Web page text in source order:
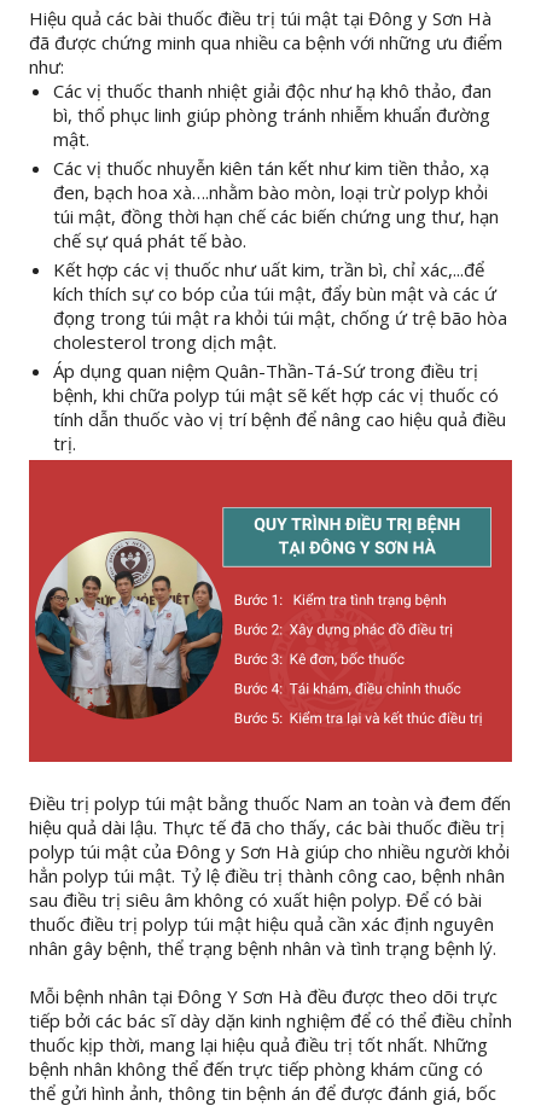
Hiệu quả các bài thuốc điều trị túi mật tại Đông y Sơn Hà
đã được chứng minh qua nhiều ca bệnh với những ưu điểm
như:
Các vị thuốc thanh nhiệt giải độc như hạ khô thảo, đan
bì, thổ phục linh giúp phòng tránh nhiễm khuẩn đường
mật.
Các vị thuốc nhuyễn kiên tán kết như kim tiền thảo, xạ
đen, bạch hoa xà….nhằm bào mòn, loại trừ polyp khỏi
túi mật, đồng thời hạn chế các biến chứng ung thư, hạn
chế sự quá phát tế bào.
Kết hợp các vị thuốc như uất kim, trần bì, chỉ xác,...để
kích thích sự co bóp của túi mật, đẩy bùn mật và các ứ
đọng trong túi mật ra khỏi túi mật, chống ứ trệ bão hòa
cholesterol trong dịch mật.
Áp dụng quan niệm Quân-Thần-Tá-Sứ trong điều trị
bệnh, khi chữa polyp túi mật sẽ kết hợp các vị thuốc có
tính dẫn thuốc vào vị trí bệnh để nâng cao hiệu quả điều
trị.
Điều trị polyp túi mật bằng thuốc Nam an toàn và đem đến
hiệu quả dài lậu. Thực tế đã cho thấy, các bài thuốc điều trị
polyp túi mật của Đông y Sơn Hà giúp cho nhiều người khỏi
hẳn polyp túi mật. Tỷ lệ điều trị thành công cao, bệnh nhân
sau điều trị siêu âm không có xuất hiện polyp. Để có bài
thuốc điều trị polyp túi mật hiệu quả cần xác định nguyên
nhân gây bệnh, thể trạng bệnh nhân và tình trạng bệnh lý.
Mỗi bệnh nhân tại Đông Y Sơn Hà đều được theo dõi trực
tiếp bởi các bác sĩ dày dặn kinh nghiệm để có thể điều chỉnh
thuốc kịp thời, mang lại hiệu quả điều trị tốt nhất. Những
bệnh nhân không thể đến trực tiếp phòng khám cũng có
thể gửi hình ảnh, thông tin bệnh án để được đánh giá, bốc